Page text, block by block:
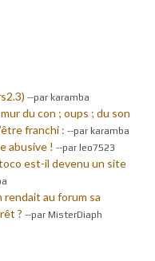
--par karamba
du con ; oups ; du son
franchi : --par karamba
abusive ! --par leo7523
est-il devenu un site
rendait au forum sa
? --par MisterDiaph